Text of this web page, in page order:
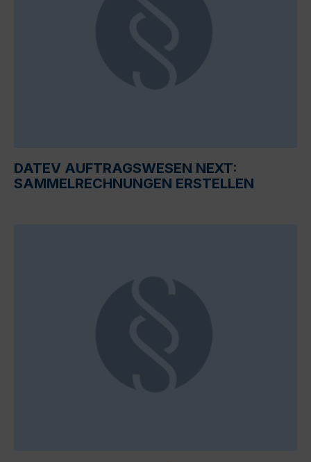
DATEV AUFTRAGSWESEN NEXT:
SAMMELRECHNUNGEN ERSTELLEN